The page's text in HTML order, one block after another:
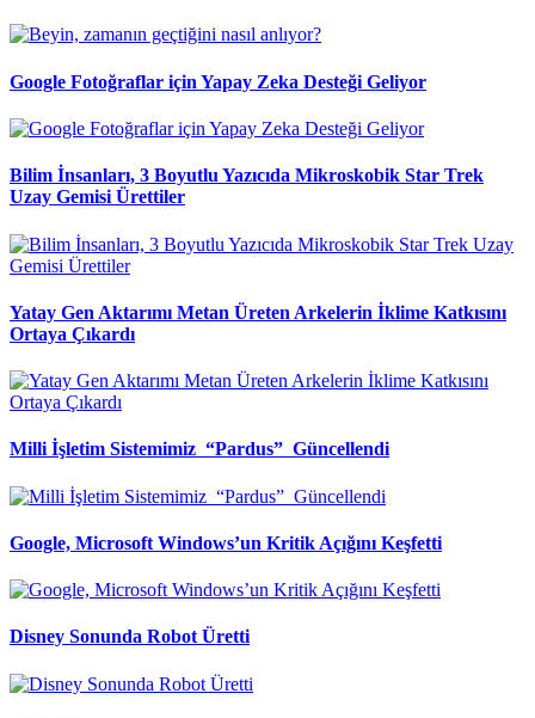
Google Fotoğraflar için Yapay Zeka Desteği Geliyor
Bilim İnsanları, 3 Boyutlu Yazıcıda Mikroskobik Star Trek
Uzay Gemisi Ürettiler
Yatay Gen Aktarımı Metan Üreten Arkelerin İklime Katkısını
Ortaya Çıkardı
Milli İşletim Sistemimiz “Pardus” Güncellendi
Google, Microsoft Windows’un Kritik Açığını Keşfetti
Disney Sonunda Robot Üretti